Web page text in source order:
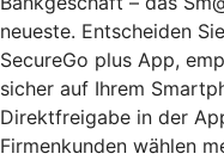
neueste. Entscheiden
SecureGo plus App,
sicher auf Ihrem
Direktfreigabe in der
Firmenkunden wählen